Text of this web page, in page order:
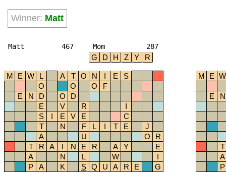
Winner: Matt
Matt 467 Mom 287
G D H Z Y R
M E W L A T O N I E
S
O
O O
F
E
N D O
D
E
V R
I
S
I E V E
C
T
N F L I T E
J
A
U O
R
T
R A I N E R A Y
E
A
N L W
I
P
A K S Q U A R E
G
M E W
E N
T
A
P